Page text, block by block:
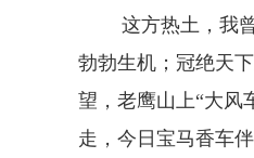
这方热土，我曾
勃勃生机；冠绝天
望，老鹰山上“大风
走，今日宝马香车